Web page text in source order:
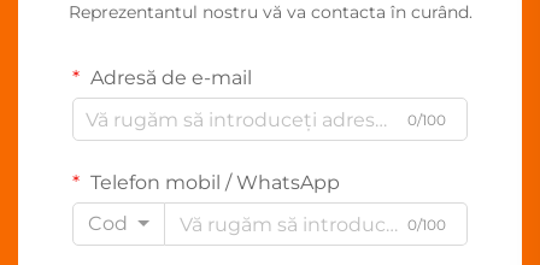
Reprezentantul nostru vă va contacta în curând.
Adresă de e-mail
0/100
Telefon mobil / WhatsApp
Cod
0/100